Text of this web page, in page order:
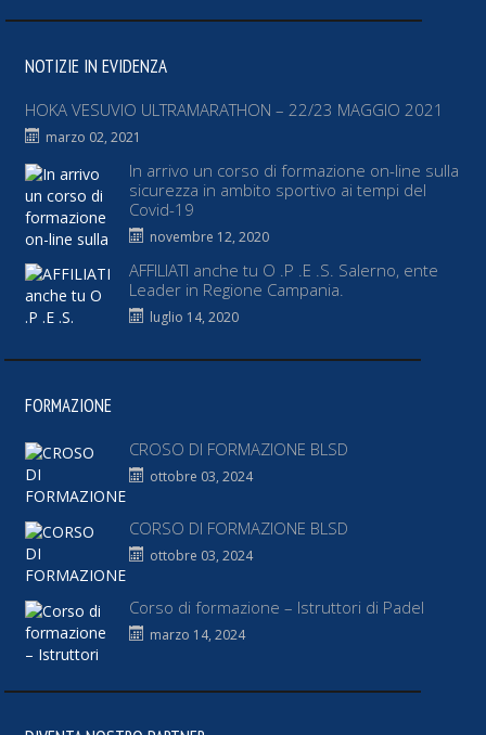
NOTIZIE IN EVIDENZA
HOKA VESUVIO ULTRAMARATHON – 22/23 MAGGIO 2021
marzo 02, 2021
In arrivo un corso di formazione on-line sulla
sicurezza in ambito sportivo ai tempi del
Covid-19
novembre 12, 2020
AFFILIATI anche tu O .P .E .S. Salerno, ente
Leader in Regione Campania.
luglio 14, 2020
FORMAZIONE
CROSO DI FORMAZIONE BLSD
ottobre 03, 2024
CORSO DI FORMAZIONE BLSD
ottobre 03, 2024
Corso di formazione – Istruttori di Padel
marzo 14, 2024